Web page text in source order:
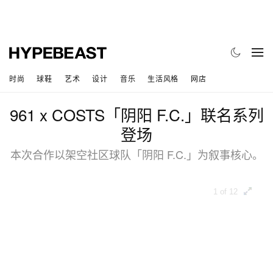
时尚 球鞋 艺术 设计 音乐 生活风格 网店
961 x COSTS「阴阳 F.C.」联名系列
登场
本次合作以架空社区球队「阴阳 F.C.」为叙事核心。
1 of 12